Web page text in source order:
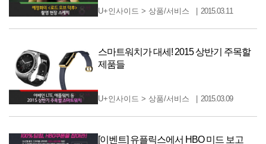
U+인사이드 >상품/서비스 2015.03.11
스마트워치가 대세! 2015 상반기 주목할
제품들
U+인사이드 >상품/서비스 2015.03.09
[이벤트] 유플릭스에서 HBO 미드 보고